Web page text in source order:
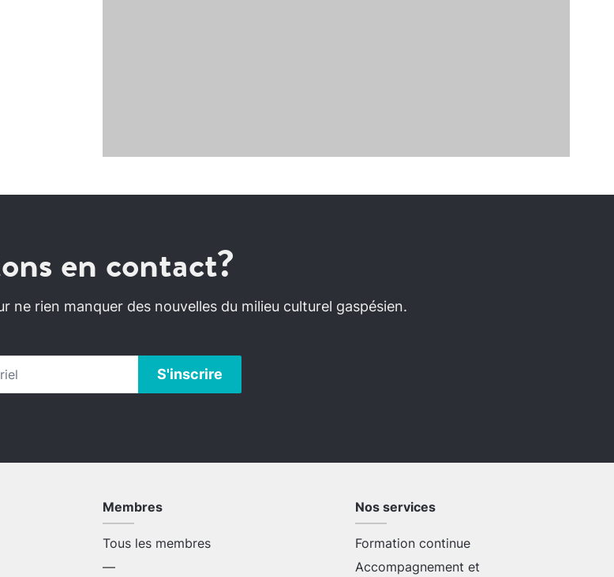
en contact?
rien manquer des nouvelles du milieu culturel gaspésien.
Membres
Tous les membres
—
Nos services
Formation continue
Accompagnement et